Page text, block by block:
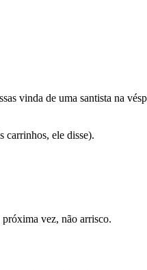
vinda de uma santista na
carrinhos, ele disse).
vez, não arrisco.